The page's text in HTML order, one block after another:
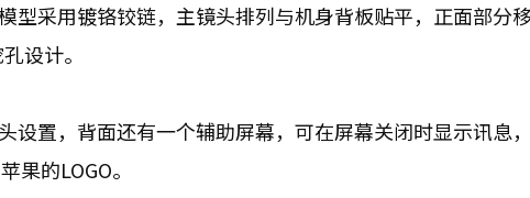
采用镀铬铰链，主镜头排列与机身背板贴平，正面部分
设计。
置，背面还有一个辅助屏幕，可在屏幕关闭时显示讯息
果的LOGO。